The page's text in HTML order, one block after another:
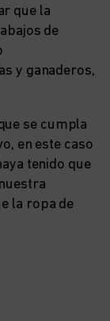
que la
de
y ganaderos,
se cumpla
en este caso
tenido que
la ropa de